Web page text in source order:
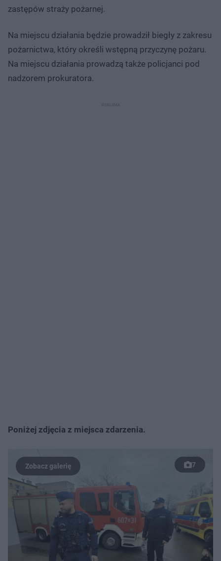
zastępów straży pożarnej.
Na miejscu działania będzie prowadził biegły z zakresu
pożarnictwa, który określi wstępną przyczynę pożaru.
Na miejscu działania prowadzą także policjanci pod
nadzorem prokuratora.
Poniżej zdjęcia z miejsca zdarzenia.
7